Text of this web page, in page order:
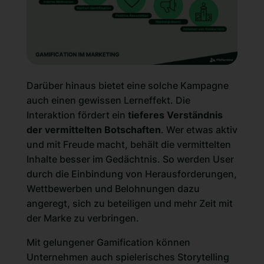
Darüber hinaus bietet eine solche Kampagne
auch einen gewissen Lerneffekt. Die
Interaktion fördert ein tieferes Verständnis
der vermittelten Botschaften. Wer etwas aktiv
und mit Freude macht, behält die vermittelten
Inhalte besser im Gedächtnis. So werden User
durch die Einbindung von Herausforderungen,
Wettbewerben und Belohnungen dazu
angeregt, sich zu beteiligen und mehr Zeit mit
der Marke zu verbringen.
Mit gelungener Gamification können
Unternehmen auch spielerisches Storytelling